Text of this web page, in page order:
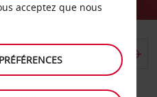
de retour
acceptez que nous